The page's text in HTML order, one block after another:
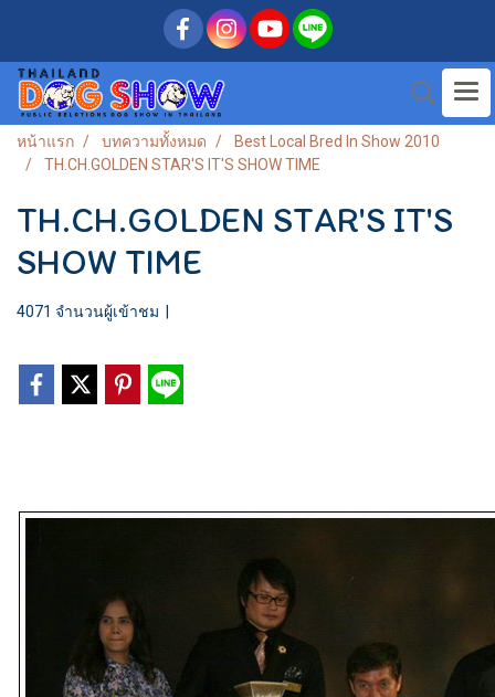
หน้าแรก บทความทั้งหมด
Best Local Bred In Show 2010
TH.CH.GOLDEN STAR'S IT'S SHOW TIME
TH.CH.GOLDEN STAR'S IT'S
SHOW TIME
4071 จำนวนผู้เข้าชม